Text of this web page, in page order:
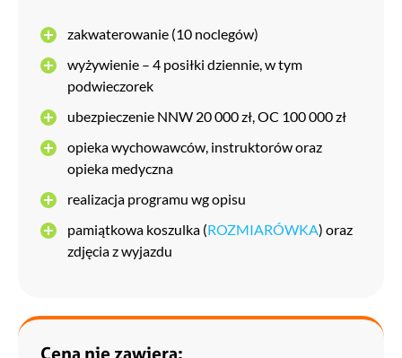
spostrzegawczy i ile wizerunków pokemonów może
życie towarzyskie. Na nudę naprawdę nie starczy już czasu!
zakwaterowanie (10 noclegów)
wyżywienie – 4 posiłki dziennie, w tym
podwieczorek
ubezpieczenie NNW 20 000 zł, OC 100 000 zł
opieka wychowawców, instruktorów oraz
opieka medyczna
realizacja programu wg opisu
pamiątkowa koszulka (ROZMIARÓWKA) oraz
zdjęcia z wyjazdu
Cena nie zawiera: